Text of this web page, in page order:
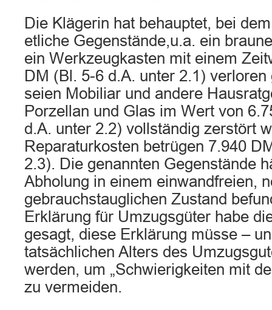
Die Klägerin hat behauptet, bei
etliche Gegenstände,u.a. ein
ein Werkzeugkasten mit einem
DM (Bl. 5-6 d.A. unter 2.1)
seien Mobiliar und andere
Porzellan und Glas im Wert von
d.A. unter 2.2) vollständig zerstört
Reparaturkosten betrügen 7.940
2.3). Die genannten Gegenstände
Abholung in einem einwandfreien,
gebrauchstauglichen Zustand
Erklärung für Umzugsgüter habe
gesagt, diese Erklärung müsse –
tatsächlichen Alters des
werden, um „Schwierigkeiten mit
zu vermeiden.